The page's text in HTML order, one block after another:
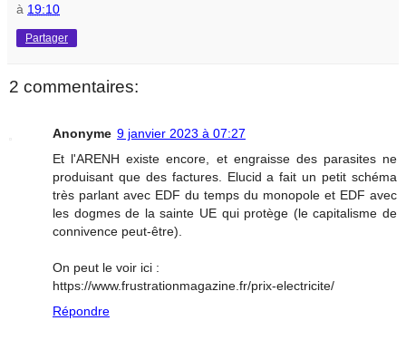
à 19:10
Partager
2 commentaires:
Anonyme 9 janvier 2023 à 07:27
Et l'ARENH existe encore, et engraisse des parasites ne
produisant que des factures. Elucid a fait un petit schéma
très parlant avec EDF du temps du monopole et EDF avec
les dogmes de la sainte UE qui protège (le capitalisme de
connivence peut-être).
On peut le voir ici :
https://www.frustrationmagazine.fr/prix-electricite/
Répondre